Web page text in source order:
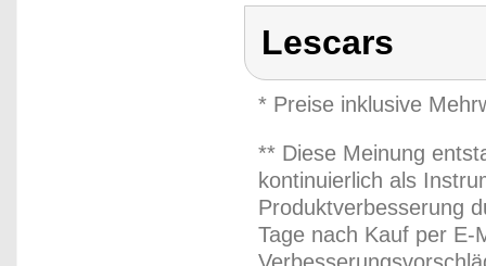
Lescars
* Preise inklusive
** Diese Meinung
kontinuierlich als
Produktverbesserung
Tage nach Kauf per E-